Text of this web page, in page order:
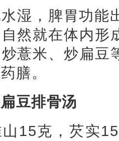
湿，脾胃功能
然就在体内形
薏米、炒扁豆
膳。
豆排骨汤
15克，芡实